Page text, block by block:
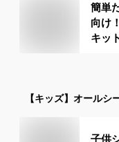
簡単
向け
キッ
【キッズ】 オールシ
子供